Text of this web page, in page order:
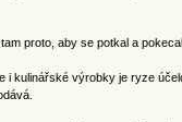
proto, aby se potkal a
i kulinářské výrobky je ryze